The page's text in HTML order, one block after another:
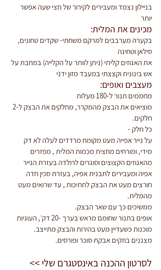
בניילון נצמד ומעבירים לקירור של חצי שעה אפשר
יותר
מכינים את המלית:
בקערה מערבבים למרקם משחתי- שקדים טחונים,
סילאן וטחינה
את האגוזים קליתי (ניתן לוותר על הקלייה) במחבת על
אש בינונית וקצצתי במעבד מזון ידני
מעצבים ואופים:
מחממים תנור ל-180 מעלות
חלקים.
כל חלק -
על נייר אפייה מעט מקומח מרדדים לעלה לא דק
מידי, ומורחים מחצית מכמות המלית , מפזרים
מהאגוזים הקצוצים וסוגרים לרולדה בעזרת הנייר
אפיה ומעבירים לתבנית אפיה, בעזרת סכין חדה
חורצים מעט את הבצק לחתיכות , עד שרואים מעט
מהמלית.
ממשיכים כך עם שאר הבצק.
אופים בתנור שחומם מראש בערך -20 דק׳, העוגיות
מוכנות כשעדיין מעט בהירות והבצק מתייצב.
מצננים בוזקים אבקת סוכר ופורסים.
לסרטון ההכנה באינסטגרם שלי >>